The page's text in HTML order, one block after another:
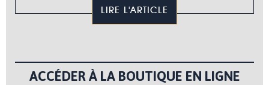
LIRE L'ARTICLE
ACCÉDER À LA BOUTIQUE EN LIGNE